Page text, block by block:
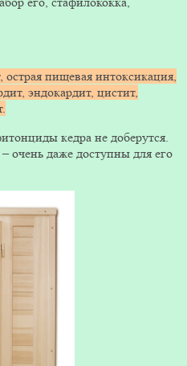
пищевая интоксикация,
эндокардит, цистит,
кедра не доберутся.
очень даже доступны для его